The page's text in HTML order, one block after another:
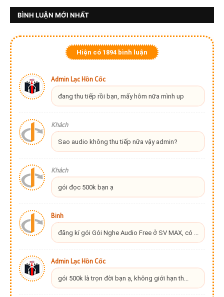
BÌNH LUẬN MỚI NHẤT
Hiện có 1894 bình luận
Admin Lạc Hồn Cốc
đang thu tiếp rồi bạn, mấy hôm nữa mình up
Khách
Sao audio không thu tiếp nữa vậy admin?
Khách
gói đọc 500k bạn ạ
Binh
đăng kí gói Gói Nghe Audio Free ở SV MAX, có ...
Admin Lạc Hồn Cốc
gói 500k là trọn đời bạn ạ, không giới hạn th...